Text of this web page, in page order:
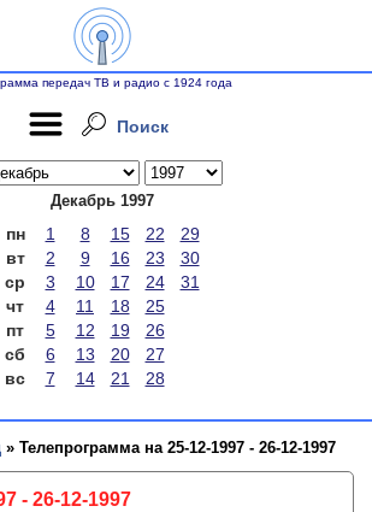
передач ТВ и радио с 1924 года
Поиск
Декабрь 1997
пн 1 8 15 22
29
вт
2 9 16 23
30
ср
3 10 17 24
31
чт
4 11 18
25
пт
5 12 19
26
сб
6 13 20
27
вс
7 14 21 28
» Телепрограмма на 25-12-1997 - 26-12-1997
- 26-12-1997